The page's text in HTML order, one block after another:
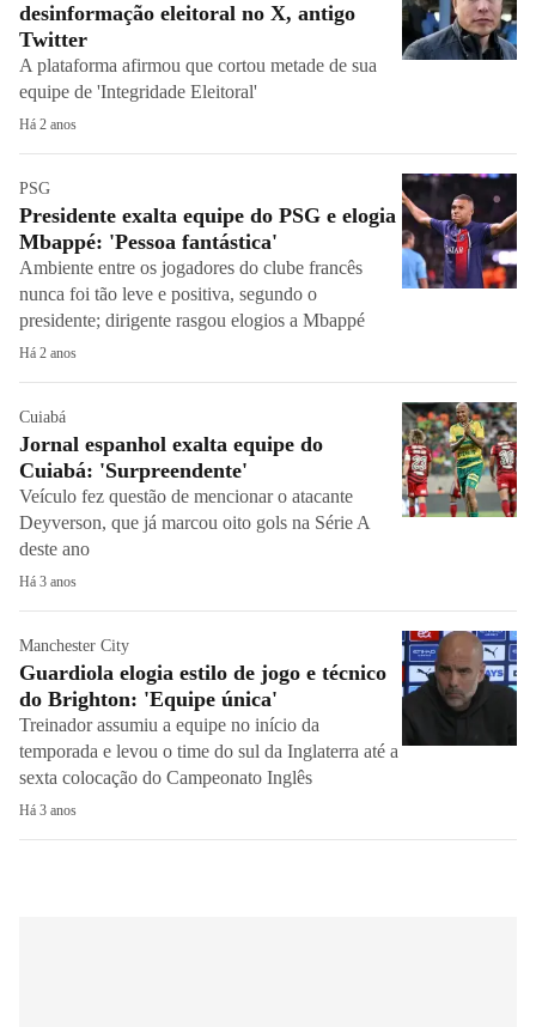
desinformação eleitoral no X, antigo
Twitter
A plataforma afirmou que cortou metade de sua
equipe de 'Integridade Eleitoral'
Há 2 anos
PSG
Presidente exalta equipe do PSG e elogia
Mbappé: 'Pessoa fantástica'
Ambiente entre os jogadores do clube francês
nunca foi tão leve e positiva, segundo o
presidente; dirigente rasgou elogios a Mbappé
Há 2 anos
Cuiabá
Jornal espanhol exalta equipe do
Cuiabá: 'Surpreendente'
Veículo fez questão de mencionar o atacante
Deyverson, que já marcou oito gols na Série A
deste ano
Há 3 anos
Manchester City
Guardiola elogia estilo de jogo e técnico
do Brighton: 'Equipe única'
Treinador assumiu a equipe no início da
temporada e levou o time do sul da Inglaterra até a
sexta colocação do Campeonato Inglês
Há 3 anos